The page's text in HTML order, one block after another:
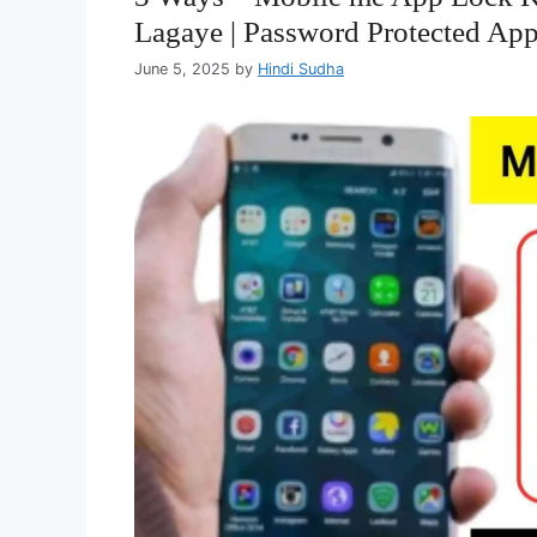
Lagaye | Password Protected
June 5, 2025 by Hindi Sudha